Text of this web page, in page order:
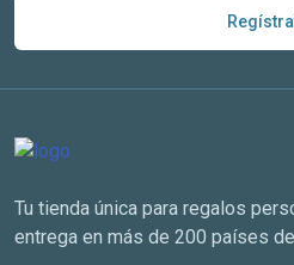
Tu tienda única para regalos
entrega en más de 200 países